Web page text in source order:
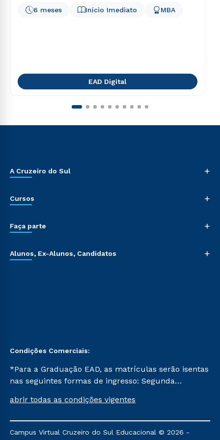
Início Imediato
6 meses MBA
EAD Digital
A Cruzeiro do Sul +
Cursos +
Faça parte +
Alunos, Ex-Alunos, Candidatos +
Condições Comerciais:
*Para a Graduação EAD, as matrículas serão isentas
nas seguintes formas de ingresso: Segunda
Já para as demais, a taxa de matrícula será de R$
mencionadas são referentes aos cursos: Ensino
abrir todas as condições vigentes
Campus Virtual Cruzeiro do Sul Educacional © 2026 -